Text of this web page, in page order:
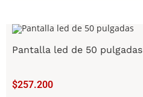
Pantalla led de 50 pulgadas
$257.200